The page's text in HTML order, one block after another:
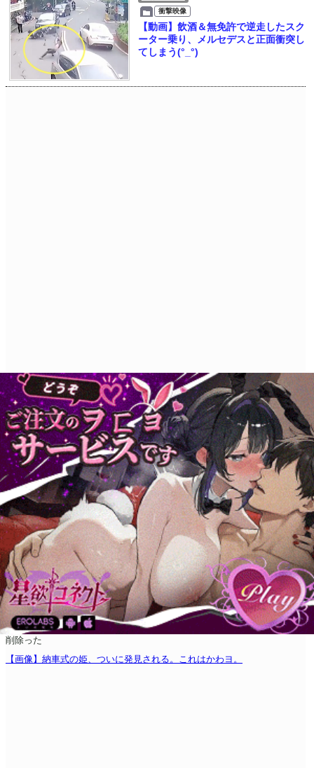
衝撃映像
【動画】飲酒＆無免許で逆走したスク
ーター乗り、メルセデスと正面衝突し
てしまう(°_°)
削除った
【画像】納車式の姫、ついに発見される。これはかわヨ。